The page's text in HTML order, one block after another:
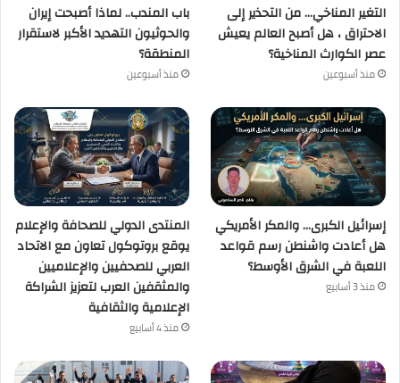
التغير المناخي… من التحذير إلى
الاحتراق ، هل أصبح العالم يعيش
عصر الكوارث المناخية؟
منذ أسبوعين
باب المندب.. لماذا أصبحت إيران
والحوثيون التهديد الأكبر لاستقرار
المنطقة؟
منذ أسبوعين
إسرائيل الكبرى… والمكر الأمريكي
هل أعادت واشنطن رسم قواعد
اللعبة في الشرق الأوسط؟
منذ 3 أسابيع
المنتدى الدولي للصحافة والإعلام
يوقع بروتوكول تعاون مع الاتحاد
العربي للصحفيين والإعلاميين
والمثقفين العرب لتعزيز الشراكة
الإعلامية والثقافية
منذ 4 أسابيع